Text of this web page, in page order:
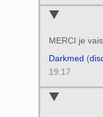
MERCI je
Darkmed (
19:17